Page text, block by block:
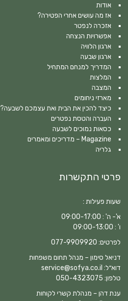
אודות
אז מה עושים אחרי הפטירה?
אזכרה לנפטר
אפשרויות הנצחה
ארגון הלוויה
ארגון שבעה
המדריך למנחם המתחיל
המלצות
המצבה
מארזי ניחומים
כיצד להכין את הבית ואת עצמכם לשבעה?
העברה והטסת נפטרים
כסאות נמוכים לשבעה
Magazine – מדריכים ומאמרים
גלריה
פרטי התקשרות
שעות פעילות :
א'- ה' : 09:00-17:00
ו' : 09:00-13:00
לפרטים: 077-9909920
דניאל סימון – מנהל תחום משפחות
דוא״ל: service@sofya.co.il
טלפון: 050-4323075
ענת דהן – מנהלת קשרי לקוחות